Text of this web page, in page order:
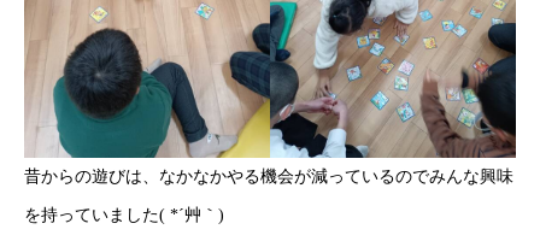
昔からの遊びは、なかなかやる機会が減っているのでみんな興味
を持っていました( *´艸｀)